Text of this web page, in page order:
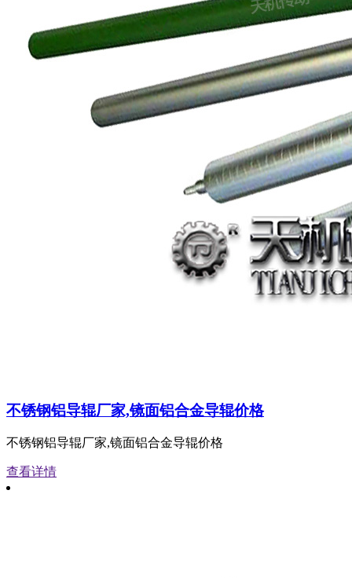
不锈钢铝导辊厂家,镜面铝合金导辊价格
不锈钢铝导辊厂家,镜面铝合金导辊价格
查看详情